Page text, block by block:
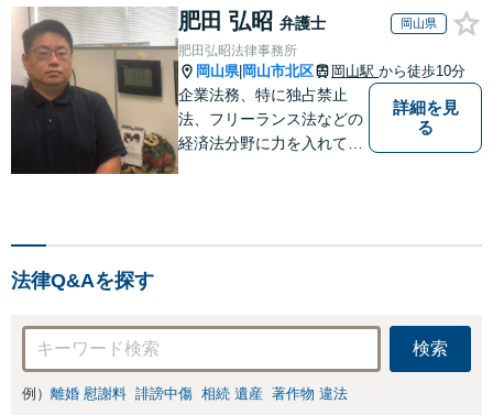
アドバイスやサポ
ートも【完全個
可】【本通駅5分】
任意整理・個人再
インに基づく債務
整理手続等の流れ
をご説明し、より
良い解決を目指し
ます。
肥田 弘昭 弁護士 岡山県
肥田弘昭法律事務所
岡山県| 岡山市北区 岡山駅 から徒歩10分
企業法務、特に独占禁止
法、フリーランス法などの
経済法分野に力を入れてい
詳細を見
る
法律Q&Aを探す
検索
例） 離婚 慰謝料 誹謗中傷 相続 遺産 著作物 違法